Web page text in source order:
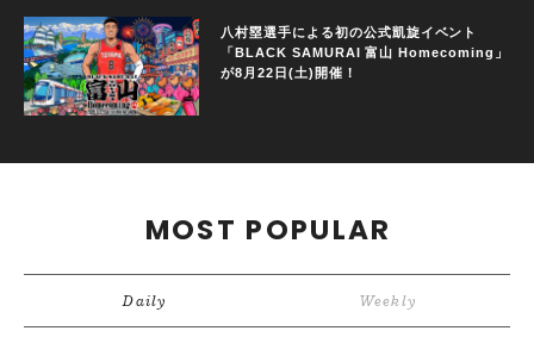
八村塁選手による初の公式凱旋イベント
「BLACK SAMURAI 富山 Homecoming」
が8月22日(土)開催！
MOST POPULAR
Daily Weekly